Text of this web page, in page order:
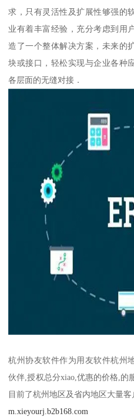
求，只有灵活性及扩展性够强的
业有着丰富经验，充分考虑到用
造了一个整体解决方案，未来的
块或接口，轻松实现与企业各种
各层面的无缝对接．
杭州协友软件作为用友软件杭州
伙伴,授权总分xiao,优惠的价格,的
目前了杭州地区及省内地区大量客
m.xieyourj.b2b168.com